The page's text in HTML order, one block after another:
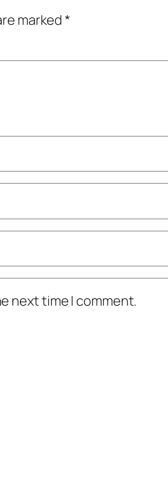
marked*
next time I comment.